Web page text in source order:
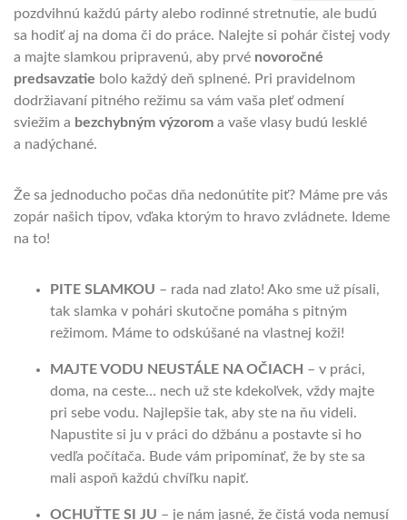
pozdvihnú každú párty alebo rodinné stretnutie, ale budú
sa hodiť aj na doma či do práce. Nalejte si pohár čistej vody
a majte slamkou pripravenú, aby prvé novoročné
predsavzatie bolo každý deň splnené. Pri pravidelnom
dodržiavaní pitného režimu sa vám vaša pleť odmení
sviežim a bezchybným výzorom a vaše vlasy budú lesklé
a nadýchané.
Že sa jednoducho počas dňa nedonútite piť? Máme pre vás
zopár našich tipov, vďaka ktorým to hravo zvládnete. Ideme
na to!
PITE SLAMKOU – rada nad zlato! Ako sme už písali,
tak slamka v pohári skutočne pomáha s pitným
režimom. Máme to odskúšané na vlastnej koži!
MAJTE VODU NEUSTÁLE NA OČIACH – v práci,
doma, na ceste… nech už ste kdekoľvek, vždy majte
pri sebe vodu. Najlepšie tak, aby ste na ňu videli.
Napustite si ju v práci do džbánu a postavte si ho
vedľa počítača. Bude vám pripomínať, že by ste sa
mali aspoň každú chvíľku napiť.
OCHUŤTE SI JU – je nám jasné, že čistá voda nemusí